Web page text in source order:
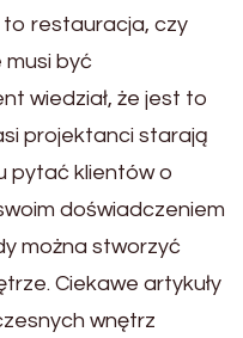
to restauracja, czy
musi być
wiedział, że jest to
projektanci starają
pytać klientów o
doświadczeniem
można stworzyć
Ciekawe artykuły
wnętrz